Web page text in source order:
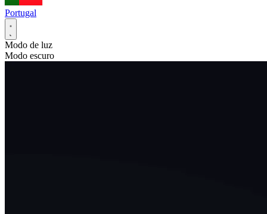
Portugal
Modo de luz
Modo escuro